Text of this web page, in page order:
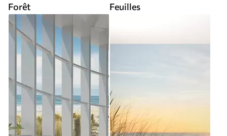
Forêt Feuilles